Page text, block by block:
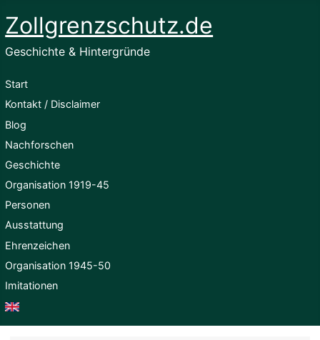
Zollgrenzschutz.de
Geschichte & Hintergründe
Start
Kontakt / Disclaimer
Blog
Nachforschen
Geschichte
Organisation 1919-45
Personen
Ausstattung
Ehrenzeichen
Organisation 1945-50
Imitationen
English